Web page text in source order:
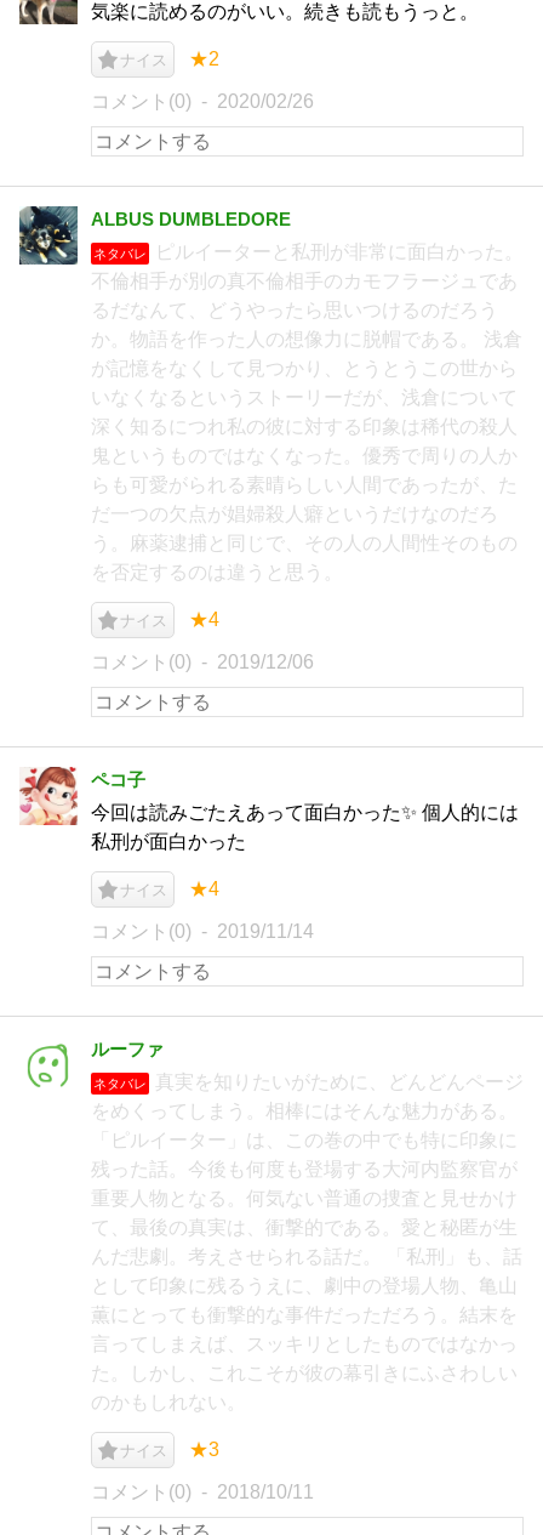
気楽に読めるのがいい。続きも読もうっと。
ナイス ★2
コメント(0) 2020/02/26
ALBUS DUMBLEDORE
ネタバレ
ピルイーターと私刑が非常に面白かった。
不倫相手が別の真不倫相手のカモフラージュであ
るだなんて、どうやったら思いつけるのだろう
か。物語を作った人の想像力に脱帽である。 浅倉
が記憶をなくして見つかり、とうとうこの世から
いなくなるというストーリーだが、浅倉について
深く知るにつれ私の彼に対する印象は稀代の殺人
鬼というものではなくなった。優秀で周りの人か
らも可愛がられる素晴らしい人間であったが、た
だ一つの欠点が娼婦殺人癖というだけなのだろ
う。麻薬逮捕と同じで、その人の人間性そのもの
を否定するのは違うと思う。
ナイス ★4
コメント(0) 2019/12/06
ペコ子
今回は読みごたえあって面白かった✨ 個人的には
私刑が面白かった
ナイス ★4
コメント(0) 2019/11/14
ルーファ
ネタバレ
真実を知りたいがために、どんどんページ
をめくってしまう。相棒にはそんな魅力がある。
「ピルイーター」は、この巻の中でも特に印象に
残った話。今後も何度も登場する大河内監察官が
重要人物となる。何気ない普通の捜査と見せかけ
て、最後の真実は、衝撃的である。愛と秘匿が生
んだ悲劇。考えさせられる話だ。 「私刑」も、話
として印象に残るうえに、劇中の登場人物、亀山
薫にとっても衝撃的な事件だっただろう。結末を
言ってしまえば、スッキリとしたものではなかっ
た。しかし、これこそが彼の幕引きにふさわしい
のかもしれない。
ナイス ★3
コメント(0) 2018/10/11